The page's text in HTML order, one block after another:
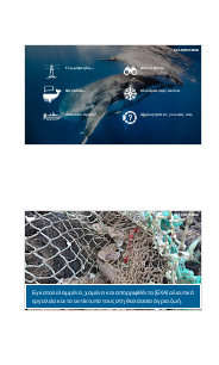
Γνωρίζετε ήδη...
Θα μάθετε...
Απαιτείται δράση! Αξιολογήστε τις γνώσεις σας
Κλικάρετε στην εικόνα
Δείτε το βίντεο
Εγκαταλελειμμένα, χαμένα και απορριφθέντα (ΕΧΑ) αλιευτικά
εργαλεία και το αντίκτυπο τους στη θαλάσσια άγρια ζωή.